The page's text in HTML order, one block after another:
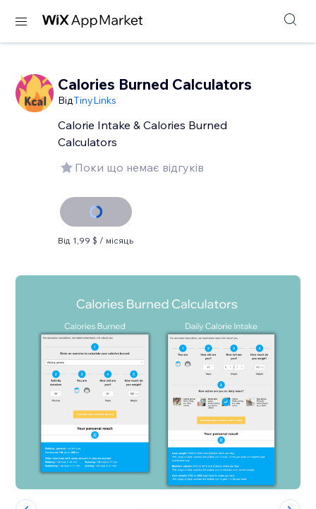
Calories Burned Calculators
ВідTinyLinks
Calorie Intake & Calories Burned
Calculators
Поки що немає відгуків
Від 1,99 $ / місяць